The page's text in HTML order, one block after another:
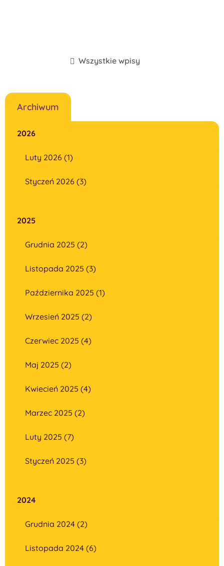
Wszystkie wpisy
Archiwum
2026
Luty 2026 (1)
Styczeń 2026 (3)
2025
Grudnia 2025 (2)
Listopada 2025 (3)
Października 2025 (1)
Wrzesień 2025 (2)
Czerwiec 2025 (4)
Maj 2025 (2)
Kwiecień 2025 (4)
Marzec 2025 (2)
Luty 2025 (7)
Styczeń 2025 (3)
2024
Grudnia 2024 (2)
Listopada 2024 (6)